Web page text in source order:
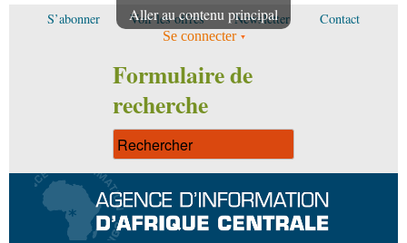
Aller au contenu principal
S’abonner Voir les offres Newsletter Contact
Se connecter
Formulaire de
recherche